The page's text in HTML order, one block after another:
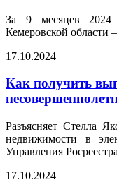
За 9 месяцев 2024
Кемеровской области
17.10.2024
Как получить
Разъясняет Стелла
недвижимости в
Управления
17.10.2024